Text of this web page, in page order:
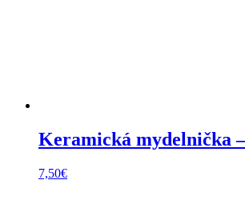
Keramická mydelnička
7,50€